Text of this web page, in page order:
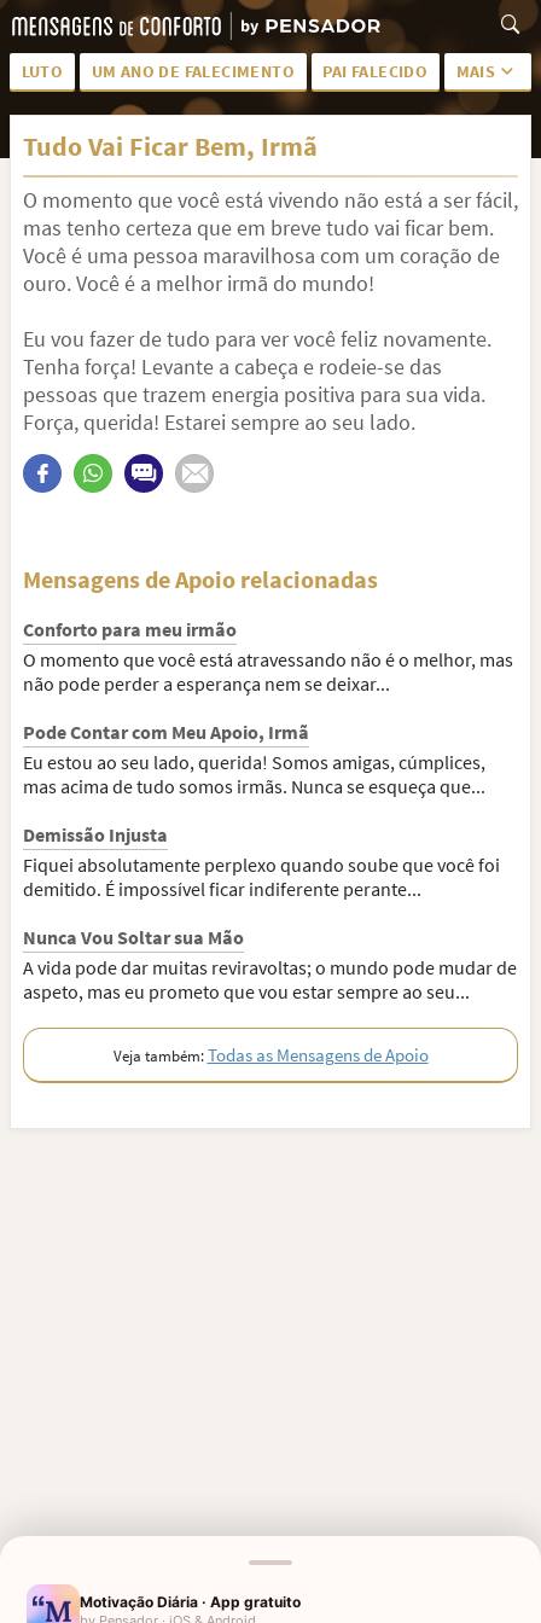
LUTO UM ANO DE FALECIMENTO PAI FALECIDO MAIS
LUTO PARA AMIGA PALAVRAS
PÊSAMES PARA AMIGA DESCANSE EM PAZ
MEUS SENTIMENTOS PÊSAMES PARA AMIGO
FRASES DE LUTO PARA AMIGO FIM DE NAMORO
TODAS AS CATEGORIAS
Tudo Vai Ficar Bem, Irmã
O momento que você está vivendo não está a ser fácil,
mas tenho certeza que em breve tudo vai ficar bem.
Você é uma pessoa maravilhosa com um coração de
ouro. Você é a melhor irmã do mundo!
Eu vou fazer de tudo para ver você feliz novamente.
Tenha força! Levante a cabeça e rodeie-se das
pessoas que trazem energia positiva para sua vida.
Força, querida! Estarei sempre ao seu lado.
Mensagens de Apoio relacionadas
Conforto para meu irmão
O momento que você está atravessando não é o melhor, mas
não pode perder a esperança nem se deixar...
Pode Contar com Meu Apoio, Irmã
Eu estou ao seu lado, querida! Somos amigas, cúmplices,
mas acima de tudo somos irmãs. Nunca se esqueça que...
Demissão Injusta
Fiquei absolutamente perplexo quando soube que você foi
demitido. É impossível ficar indiferente perante...
Nunca Vou Soltar sua Mão
A vida pode dar muitas reviravoltas; o mundo pode mudar de
aspeto, mas eu prometo que vou estar sempre ao seu...
Veja também:Todas as Mensagens de Apoio
VAI DAR TUDO CERTO
Motivação Diária · App gratuito